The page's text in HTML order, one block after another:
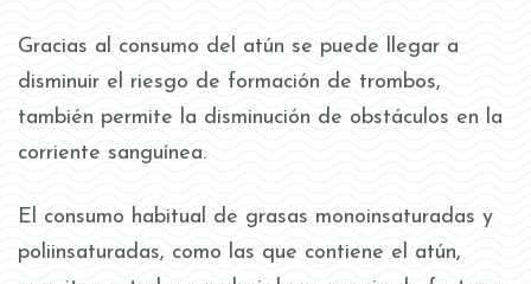
Gracias al consumo del atún se puede llegar a
disminuir el riesgo de formación de trombos,
también permite la disminución de obstáculos en la
corriente sanguínea.
El consumo habitual de grasas monoinsaturadas y
poliinsaturadas, como las que contiene el atún,